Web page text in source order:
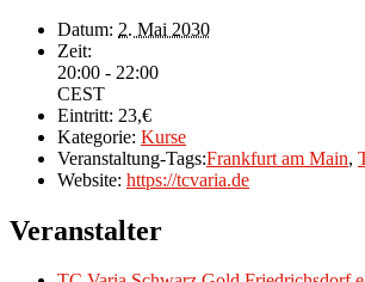
Datum: 2. Mai 2030
Zeit:
20:00 - 22:00
CEST
Eintritt: 23,€
Kategorie: Kurse
Veranstaltung-Tags:Frankfurt am Main,
Website: https://tcvaria.de
Veranstalter